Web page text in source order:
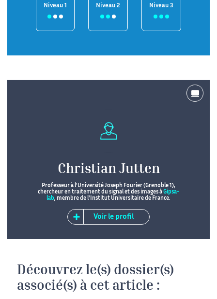
Niveau 1 Niveau 2 Niveau 3
Christian Jutten
Professeur à l'Université Joseph Fourier (Grenoble 1),
chercheur en traitement du signal et des images à Gipsa-
lab, membre de l'Institut Universitaire de France.
Voir le profil
Découvrez le(s) dossier(s)
associé(s) à cet article :